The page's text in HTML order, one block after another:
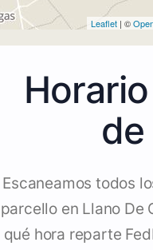
Leaflet | ©
de
Escaneamos todos
parcello en Llano De
qué hora reparte